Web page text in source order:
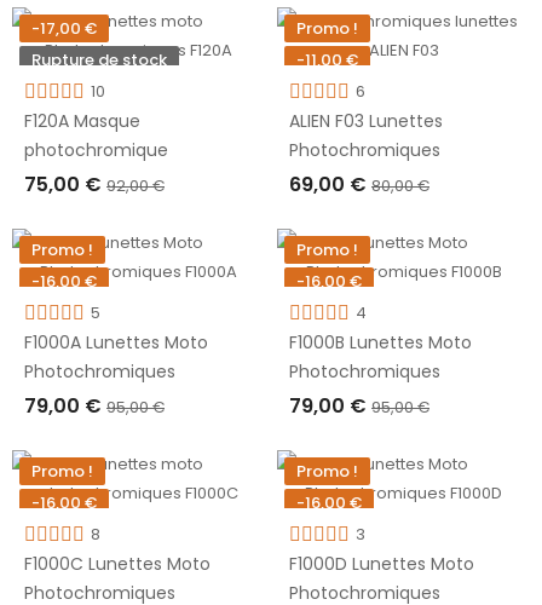
RUPTURE DE STOCK RUPTURE DE STOCK
-17,00 €
Rupture de stock
10
F120A Masque
photochromique
75,00 € 92,00 €
RUPTURE DE STOCK
Promo !
-11,00 €
Rupture de stock
6
ALIEN F03 Lunettes
Photochromiques
69,00 € 80,00 €
RUPTURE DE STOCK
Promo !
-16,00 €
Rupture de stock
5
F1000A Lunettes Moto
Photochromiques
79,00 € 95,00 €
RUPTURE DE STOCK
Promo !
-16,00 €
Rupture de stock
4
F1000B Lunettes Moto
Photochromiques
79,00 € 95,00 €
RUPTURE DE STOCK
Promo !
-16,00 €
Rupture de stock
8
F1000C Lunettes Moto
Photochromiques
Promo !
-16,00 €
Rupture de stock
3
F1000D Lunettes Moto
Photochromiques